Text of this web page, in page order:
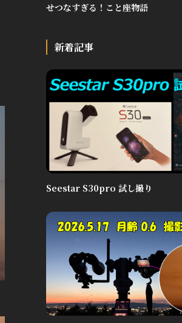
せつなすぎる！こと座物語
新着記事
Seestar S30pro 試し撮り